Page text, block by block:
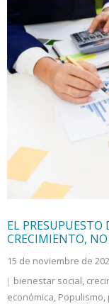
EL PRESUPUESTO
CRECIMIENTO,
15 de noviembre de
bienestar social,
económica, Populismo,